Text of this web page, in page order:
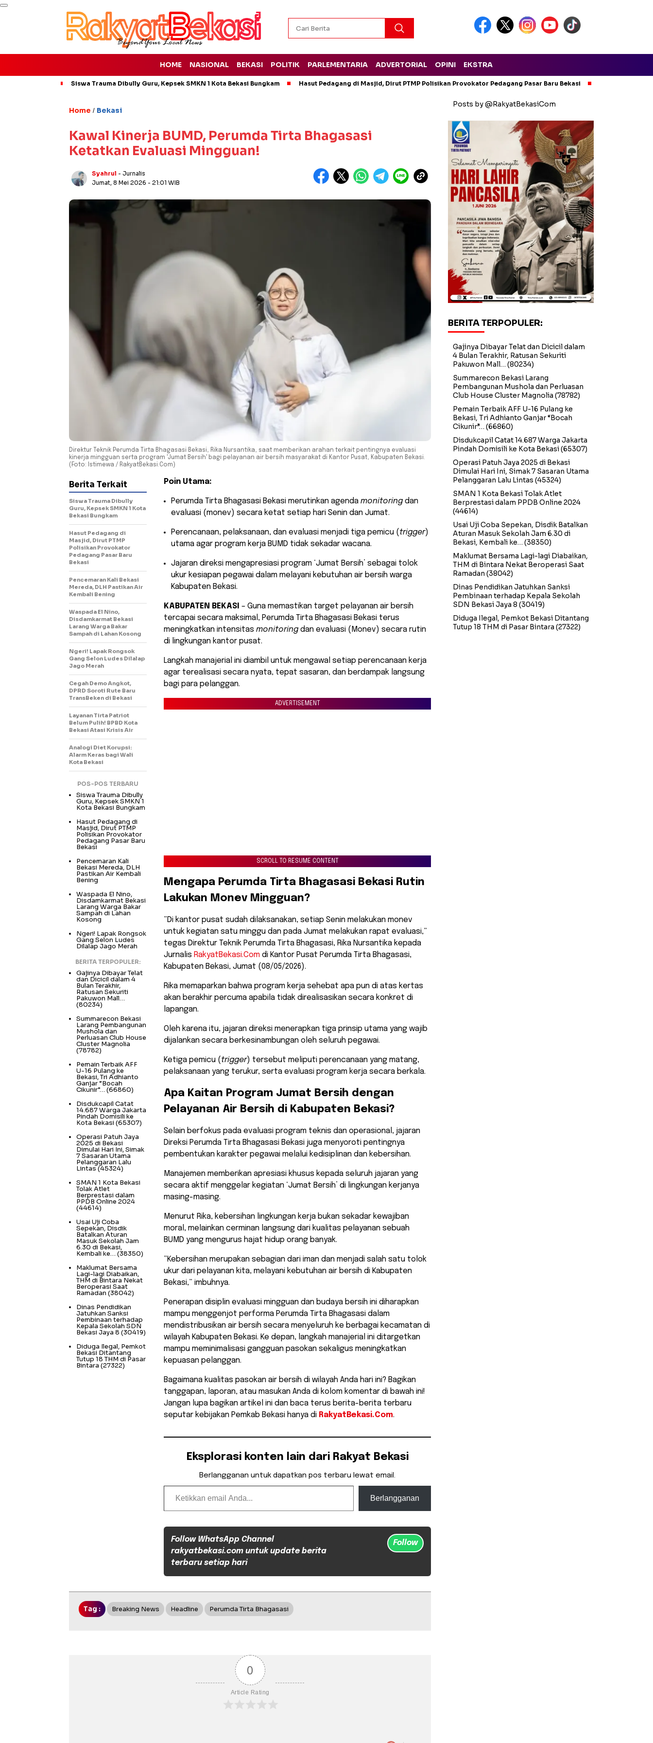
HOME NASIONAL BEKASI POLITIK PARLEMENTARIA ADVERTORIAL OPINI EKSTRA
Siswa Trauma Dibully Guru, Kepsek SMKN 1 Kota Bekasi Bungkam Hasut Pedagang di Masjid, Dirut PTMP Polisikan Provokator Pedagang Pasar Baru Bekasi
Home / Bekasi
Kawal Kinerja BUMD, Perumda Tirta Bhagasasi
Ketatkan Evaluasi Mingguan!
Syahrul - Jurnalis
Jumat, 8 Mei 2026 - 21:01 WIB
Direktur Teknik Perumda Tirta Bhagasasi Bekasi, Rika Nursantika, saat memberikan arahan terkait pentingnya evaluasi
kinerja mingguan serta program 'Jumat Bersih' bagi pelayanan air bersih masyarakat di Kantor Pusat, Kabupaten Bekasi.
(Foto: Istimewa / RakyatBekasi.Com)
Poin Utama:
​Perumda Tirta Bhagasasi Bekasi merutinkan agenda monitoring dan
evaluasi (monev) secara ketat setiap hari Senin dan Jumat.
​Perencanaan, pelaksanaan, dan evaluasi menjadi tiga pemicu (trigger)
utama agar program kerja BUMD tidak sekadar wacana.
​Jajaran direksi mengapresiasi program ‘Jumat Bersih’ sebagai tolok
ukur kesiapan pegawai dalam melayani kebutuhan air bersih warga
Kabupaten Bekasi.
KABUPATEN BEKASI – Guna memastikan target pelayanan air bersih
tercapai secara maksimal, Perumda Tirta Bhagasasi Bekasi terus
meningkatkan intensitas monitoring dan evaluasi (Monev) secara rutin
di lingkungan kantor pusat.
Langkah manajerial ini diambil untuk mengawal setiap perencanaan kerja
agar terealisasi secara nyata, tepat sasaran, dan berdampak langsung
bagi para pelanggan.
ADVERTISEMENT
SCROLL TO RESUME CONTENT
​Mengapa Perumda Tirta Bhagasasi Bekasi Rutin
Lakukan Monev Mingguan?
​”Di kantor pusat sudah dilaksanakan, setiap Senin melakukan monev
untuk kegiatan satu minggu dan pada Jumat melakukan rapat evaluasi,”
tegas Direktur Teknik Perumda Tirta Bhagasasi, Rika Nursantika kepada
Jurnalis RakyatBekasi.Com di Kantor Pusat Perumda Tirta Bhagasasi,
Kabupaten Bekasi, Jumat (08/05/2026).
​Rika memaparkan bahwa program kerja sehebat apa pun di atas kertas
akan berakhir percuma apabila tidak direalisasikan secara konkret di
lapangan.
Oleh karena itu, jajaran direksi menerapkan tiga prinsip utama yang wajib
dijalankan secara berkesinambungan oleh seluruh pegawai.
Ketiga pemicu (trigger) tersebut meliputi perencanaan yang matang,
pelaksanaan yang terukur, serta evaluasi program kerja secara berkala.
​Apa Kaitan Program Jumat Bersih dengan
Pelayanan Air Bersih di Kabupaten Bekasi?
​Selain berfokus pada evaluasi program teknis dan operasional, jajaran
Direksi Perumda Tirta Bhagasasi Bekasi juga menyoroti pentingnya
pembentukan karakter pegawai melalui kedisiplinan dan kebersihan.
Manajemen memberikan apresiasi khusus kepada seluruh jajaran yang
secara aktif menggelar kegiatan ‘Jumat Bersih’ di lingkungan kerjanya
masing-masing.
​Menurut Rika, kebersihan lingkungan kerja bukan sekadar kewajiban
moral, melainkan cerminan langsung dari kualitas pelayanan sebuah
BUMD yang mengurus hajat hidup orang banyak.
​”Kebersihan merupakan sebagian dari iman dan menjadi salah satu tolok
ukur dari pelayanan kita, melayani kebutuhan air bersih di Kabupaten
Bekasi,” imbuhnya.
​Penerapan disiplin evaluasi mingguan dan budaya bersih ini diharapkan
mampu menggenjot performa Perumda Tirta Bhagasasi dalam
mendistribusikan air bersih secara menyeluruh ke berbagai kecamatan di
wilayah Kabupaten Bekasi. Ke depan, langkah manajerial ini ditargetkan
mampu meminimalisasi gangguan pasokan sekaligus meningkatkan
kepuasan pelanggan.
​Bagaimana kualitas pasokan air bersih di wilayah Anda hari ini? Bagikan
tanggapan, laporan, atau masukan Anda di kolom komentar di bawah ini!
Jangan lupa bagikan artikel ini dan baca terus berita-berita terbaru
seputar kebijakan Pemkab Bekasi hanya di RakyatBekasi.Com.
Eksplorasi konten lain dari Rakyat Bekasi
Berlangganan untuk dapatkan pos terbaru lewat email.
Ketikkan email Anda...
Berlangganan
Follow WhatsApp Channel
rakyatbekasi.com untuk update berita
terbaru setiap hari
Follow
Berita Terkait
Siswa Trauma Dibully
Guru, Kepsek SMKN 1 Kota
Bekasi Bungkam
Hasut Pedagang di
Masjid, Dirut PTMP
Polisikan Provokator
Pedagang Pasar Baru
Bekasi
Pencemaran Kali Bekasi
Mereda, DLH Pastikan Air
Kembali Bening
Waspada El Nino,
Disdamkarmat Bekasi
Larang Warga Bakar
Sampah di Lahan Kosong
Ngeri! Lapak Rongsok
Gang Selon Ludes Dilalap
Jago Merah
Cegah Demo Angkot,
DPRD Soroti Rute Baru
TransBeken di Bekasi
Layanan Tirta Patriot
Belum Pulih! BPBD Kota
Bekasi Atasi Krisis Air
Analogi Diet Korupsi:
Alarm Keras bagi Wali
Kota Bekasi
POS-POS TERBARU
Siswa Trauma Dibully
Guru, Kepsek SMKN 1
Kota Bekasi Bungkam
Hasut Pedagang di
Masjid, Dirut PTMP
Polisikan Provokator
Pedagang Pasar Baru
Bekasi
Pencemaran Kali
Bekasi Mereda, DLH
Pastikan Air Kembali
Bening
Waspada El Nino,
Disdamkarmat Bekasi
Larang Warga Bakar
Sampah di Lahan
Kosong
Ngeri! Lapak Rongsok
Gang Selon Ludes
Dilalap Jago Merah
BERITA TERPOPULER:
Gajinya Dibayar Telat
dan Dicicil dalam 4
Bulan Terakhir,
Ratusan Sekuriti
Pakuwon Mall…
(80234)
Summarecon Bekasi
Larang Pembangunan
Mushola dan
Perluasan Club House
Cluster Magnolia
(78782)
Pemain Terbaik AFF
U-16 Pulang ke
Bekasi, Tri Adhianto
Ganjar “Bocah
Cikunir”… (66860)
Disdukcapil Catat
14.687 Warga Jakarta
Pindah Domisili ke
Kota Bekasi (65307)
Operasi Patuh Jaya
2025 di Bekasi
Dimulai Hari Ini, Simak
7 Sasaran Utama
Pelanggaran Lalu
Lintas(45324)
SMAN 1 Kota Bekasi
Tolak Atlet
Berprestasi dalam
PPDB Online 2024
(44614)
Usai Uji Coba
Sepekan, Disdik
Batalkan Aturan
Masuk Sekolah Jam
6.30 di Bekasi,
Kembali ke… (38350)
Maklumat Bersama
Lagi-lagi Diabaikan,
THM di Bintara Nekat
Beroperasi Saat
Ramadan (38042)
Dinas Pendidikan
Jatuhkan Sanksi
Pembinaan terhadap
Kepala Sekolah SDN
Bekasi Jaya 8 (30419)
Diduga Ilegal, Pemkot
Bekasi Ditantang
Tutup 18 THM di Pasar
Bintara (27322)
Tag : Breaking News Headline Perumda Tirta Bhagasasi
0
Article Rating
Posts by @RakyatBekasiCom
BERITA TERPOPULER:
Gajinya Dibayar Telat dan Dicicil dalam
4 Bulan Terakhir, Ratusan Sekuriti
Pakuwon Mall… (80234)
Summarecon Bekasi Larang
Pembangunan Mushola dan Perluasan
Club House Cluster Magnolia (78782)
Pemain Terbaik AFF U-16 Pulang ke
Bekasi, Tri Adhianto Ganjar “Bocah
Cikunir”… (66860)
Disdukcapil Catat 14.687 Warga Jakarta
Pindah Domisili ke Kota Bekasi(65307)
Operasi Patuh Jaya 2025 di Bekasi
Dimulai Hari Ini, Simak 7 Sasaran Utama
Pelanggaran Lalu Lintas (45324)
SMAN 1 Kota Bekasi Tolak Atlet
Berprestasi dalam PPDB Online 2024
(44614)
Usai Uji Coba Sepekan, Disdik Batalkan
Aturan Masuk Sekolah Jam 6.30 di
Bekasi, Kembali ke… (38350)
Maklumat Bersama Lagi-lagi Diabaikan,
THM di Bintara Nekat Beroperasi Saat
Ramadan (38042)
Dinas Pendidikan Jatuhkan Sanksi
Pembinaan terhadap Kepala Sekolah
SDN Bekasi Jaya 8 (30419)
Diduga Ilegal, Pemkot Bekasi Ditantang
Tutup 18 THM di Pasar Bintara (27322)